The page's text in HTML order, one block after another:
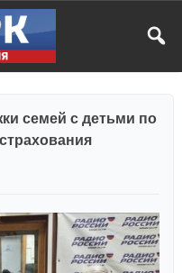
семей с детьми по